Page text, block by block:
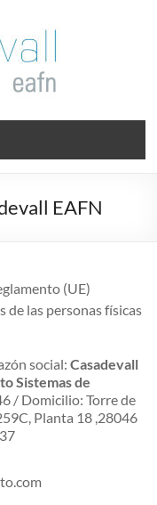
EAFN
(UE)
las personas físicas
social:Casadevall
Sistemas de
/ Domicilio: Torre de
Planta 18 ,28046